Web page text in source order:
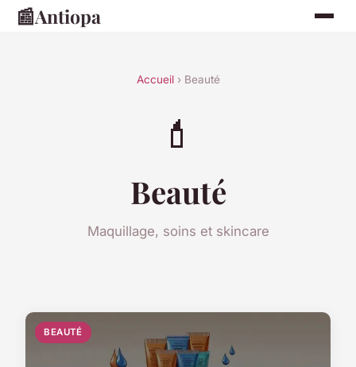
📰Antiopa
Accueil› Beauté
💄
Beauté
Maquillage, soins et skincare
BEAUTÉ